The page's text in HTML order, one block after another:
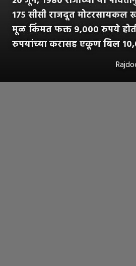
१७५ सीसी राजदूत मोटरसायकल
मूळ किंमत फक्त ९,००० रुपये
रुपयांच्या करासह एकूण बिल